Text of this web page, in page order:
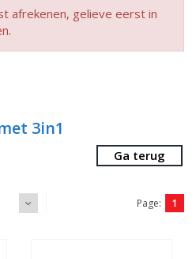
afrekenen, gelieve eerst in
3in1
Ga terug
Page: 1